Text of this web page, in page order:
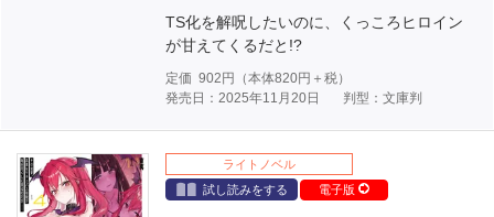
TS化を解呪したいのに、くっころヒロイン
が甘えてくるだと!?
定価 902 円（本体820円＋税）
発売日：2025年11月20日
判型：文庫判
ライトノベル
試し読みをする
電子版